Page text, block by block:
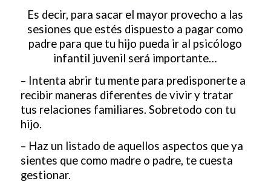
Es decir, para sacar el mayor provecho a las
sesiones que estés dispuesto a pagar como
padre para que tu hijo pueda ir al psicólogo
infantil juvenil será importante…
– Intenta abrir tu mente para predisponerte a
recibir maneras diferentes de vivir y tratar
tus relaciones familiares. Sobretodo con tu
hijo.
– Haz un listado de aquellos aspectos que ya
sientes que como madre o padre, te cuesta
gestionar.